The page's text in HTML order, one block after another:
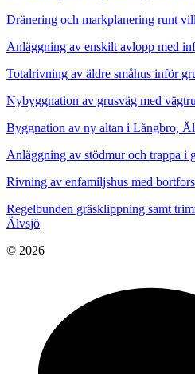
Dränering och markplanering runt
Anläggning av enskilt avlopp med
Totalrivning av äldre småhus inför
Nybyggnation av grusväg med
Byggnation av ny altan i Långbro,
Anläggning av stödmur och trappa i
Rivning av enfamiljshus med
Regelbunden gräsklippning samt
Älvsjö
© 2026